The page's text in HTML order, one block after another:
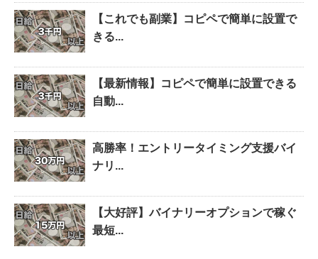
【これでも副業】コピペで簡単に設置で
きる...
【最新情報】コピペで簡単に設置できる
自動...
高勝率！エントリータイミング支援バイ
ナリ...
【大好評】バイナリーオプションで稼ぐ
最短...